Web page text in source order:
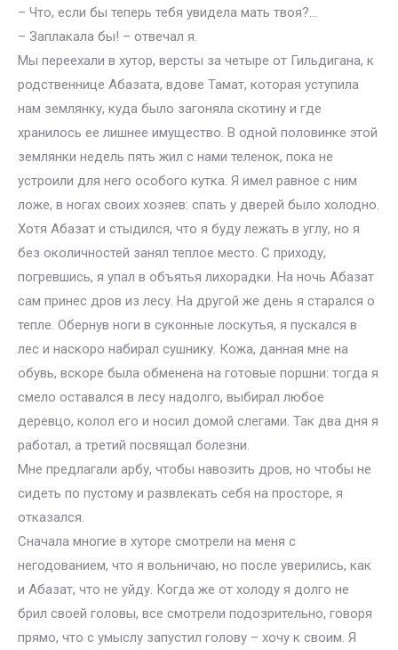
– Что, если бы теперь тебя увидела мать твоя?…
– Заплакала бы! – отвечал я.
Мы переехали в хутор, версты за четыре от Гильдигана, к
родственнице Абазата, вдове Тамат, которая уступила
нам землянку, куда было загоняла скотину и где
хранилось ее лишнее имущество. В одной половинке этой
землянки недель пять жил с нами теленок, пока не
устроили для него особого кутка. Я имел равное с ним
ложе, в ногах своих хозяев: спать у дверей было холодно.
Хотя Абазат и стыдился, что я буду лежать в углу, но я
без околичностей занял теплое место. С приходу,
погревшись, я упал в объятья лихорадки. На ночь Абазат
сам принес дров из лесу. На другой же день я старался о
тепле. Обернув ноги в суконные лоскутья, я пускался в
лес и наскоро набирал сушнику. Кожа, данная мне на
обувь, вскоре была обменена на готовые поршни: тогда я
смело оставался в лесу надолго, выбирал любое
деревцо, колол его и носил домой слегами. Так два дня я
работал, а третий посвящал болезни.
Мне предлагали арбу, чтобы навозить дров, но чтобы не
сидеть по пустому и развлекать себя на просторе, я
отказался.
Сначала многие в хуторе смотрели на меня с
негодованием, что я вольничаю, но после уверились, как
и Абазат, что не уйду. Когда же от холоду я долго не
брил своей головы, все смотрели подозрительно, говоря
прямо, что с умыслу запустил голову – хочу к своим. Я